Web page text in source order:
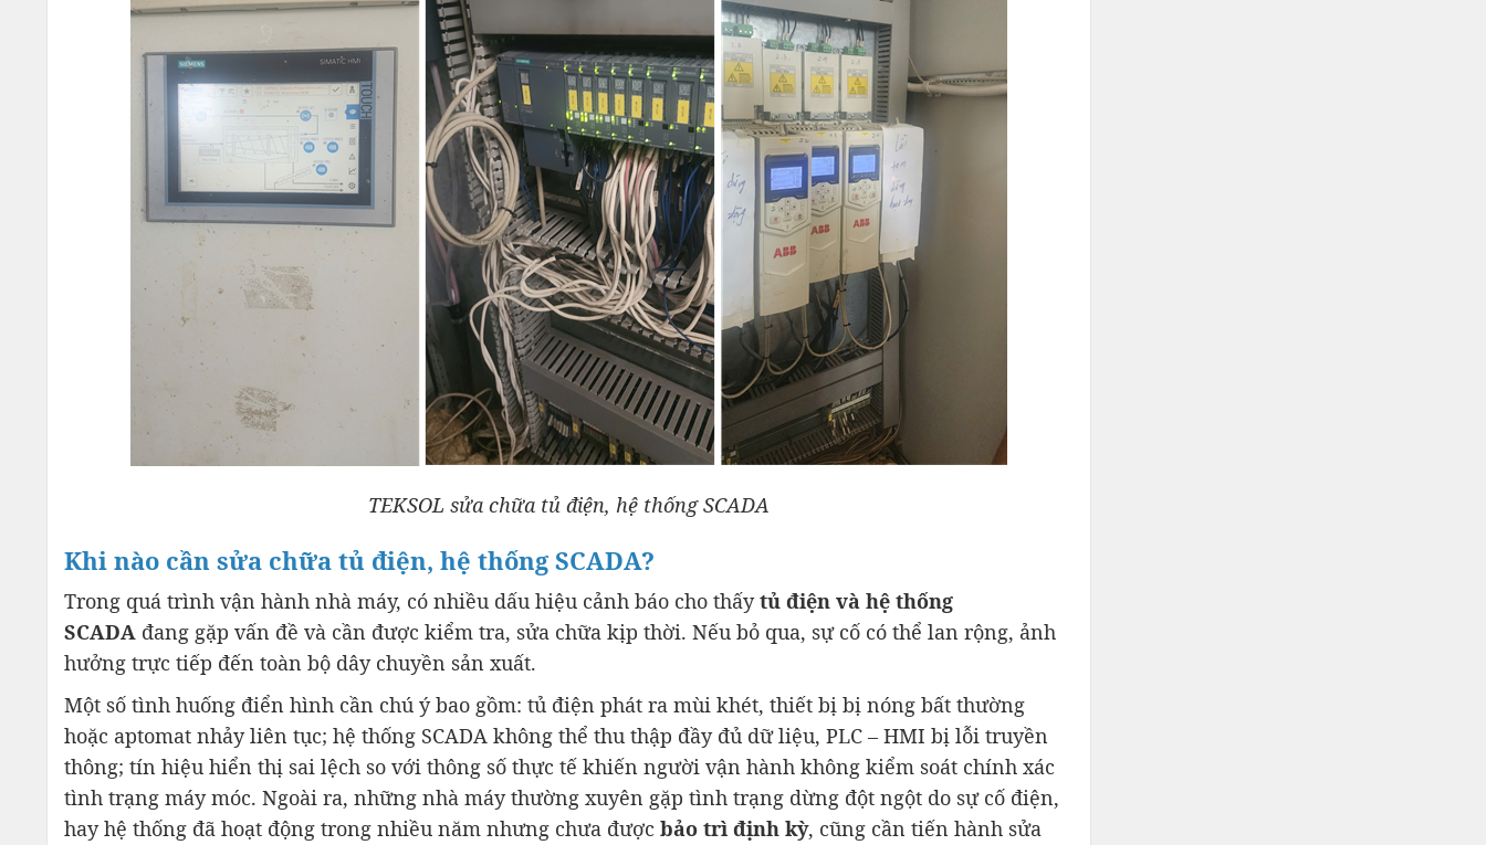
TEKSOL sửa chữa tủ điện, hệ thống SCADA
Khi nào cần sửa chữa tủ điện, hệ thống SCADA?
Trong quá trình vận hành nhà máy, có nhiều dấu hiệu cảnh báo cho thấytủ điện và hệ thống
SCADA đang gặp vấn đề và cần được kiểm tra, sửa chữa kịp thời. Nếu bỏ qua, sự cố có thể lan rộng, ảnh
hưởng trực tiếp đến toàn bộ dây chuyền sản xuất.
Một số tình huống điển hình cần chú ý bao gồm: tủ điện phát ra mùi khét, thiết bị bị nóng bất thường
hoặc aptomat nhảy liên tục; hệ thống SCADA không thể thu thập đầy đủ dữ liệu, PLC – HMI bị lỗi truyền
thông; tín hiệu hiển thị sai lệch so với thông số thực tế khiến người vận hành không kiểm soát chính xác
tình trạng máy móc. Ngoài ra, những nhà máy thường xuyên gặp tình trạng dừng đột ngột do sự cố điện,
hay hệ thống đã hoạt động trong nhiều năm nhưng chưa được bảo trì định kỳ, cũng cần tiến hành sửa